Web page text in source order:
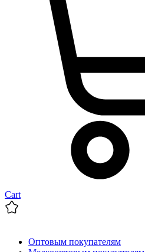
Cart
Оптовым покупателям